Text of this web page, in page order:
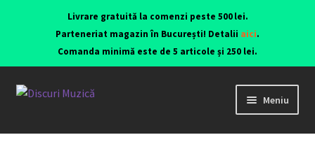
Livrare gratuită la comenzi peste 500 lei.
Parteneriat magazin în București! Detalii aici.
Comanda minimă este de 5 articole și 250 lei.
Meniu
Viniluri ediții originale anii 70-90